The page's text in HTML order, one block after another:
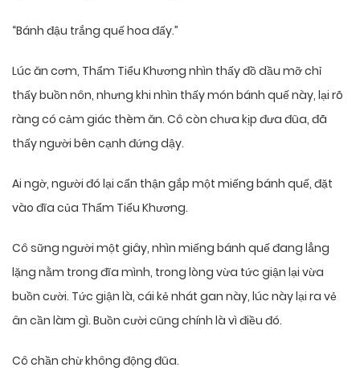
“Bánh đậu trắng quế hoa đấy.”
Lúc ăn cơm, Thẩm Tiểu Khương nhìn thấy đồ dầu mỡ chỉ
thấy buồn nôn, nhưng khi nhìn thấy món bánh quế này, lại rõ
ràng có cảm giác thèm ăn. Cô còn chưa kịp đưa đũa, đã
thấy người bên cạnh đứng dậy.
Ai ngờ, người đó lại cẩn thận gắp một miếng bánh quế, đặt
vào đĩa của Thẩm Tiểu Khương.
Cô sững người một giây, nhìn miếng bánh quế đang lẳng
lặng nằm trong đĩa mình, trong lòng vừa tức giận lại vừa
buồn cười. Tức giận là, cái kẻ nhát gan này, lúc này lại ra vẻ
ân cần làm gì. Buồn cười cũng chính là vì điều đó.
Cô chần chừ không động đũa.